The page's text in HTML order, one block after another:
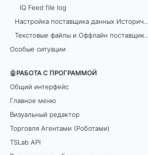
IQ Feed file log
Настройка поставщика данных Исторические данные
Текстовые файлы и Оффлайн поставщики данных
Особые ситуации
🤖РАБОТА С ПРОГРАММОЙ
Общий интерфейс
Главное меню
Визуальный редактор
Торговля Агентами (Роботами)
TSLab API